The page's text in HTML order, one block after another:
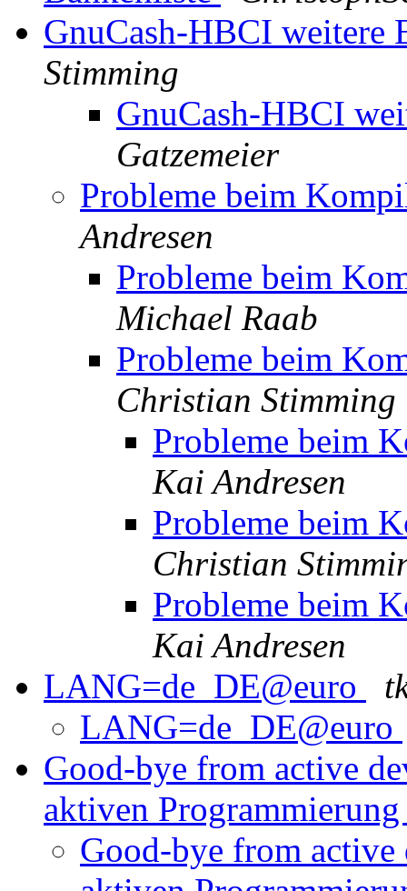
GnuCash-HBCI
Stimming
GnuCash-HBCI
Gatzemeier
Probleme beim
Andresen
Probleme beim
Michael Raab
Probleme beim
Christian Stimming
Probleme beim
Kai Andresen
Probleme beim
Christian
Probleme beim
Kai Andresen
LANG=de_DE@euro
LANG=de_DE@euro
Good-bye from active
aktiven
Good-bye from active